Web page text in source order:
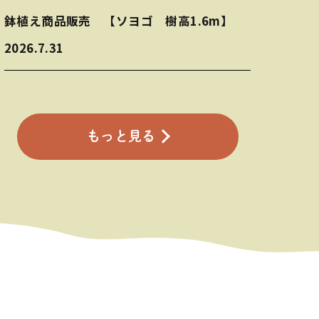
鉢植え商品販売 【ソヨゴ 樹高1.6m】
2026.7.31
もっと見る